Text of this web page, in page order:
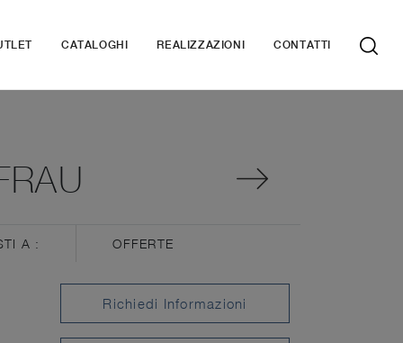
CATALOGHI REALIZZAZIONI CONTATTI
A : OFFERTE
Richiedi Informazioni